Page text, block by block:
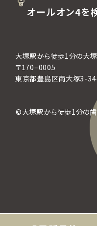
オールオン4を
大塚駅から徒歩1分の大
〒170–0005
東京都豊島区南大塚3-
©大塚駅から徒歩1分の歯